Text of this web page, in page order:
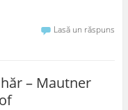
Lasă un răspuns
– Mautner